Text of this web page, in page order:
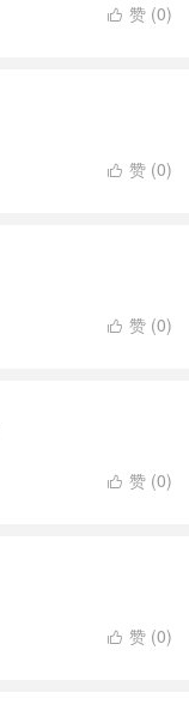
 赞 (0)
 赞 (0)
 赞 (0)
 赞 (0)
 赞 (0)